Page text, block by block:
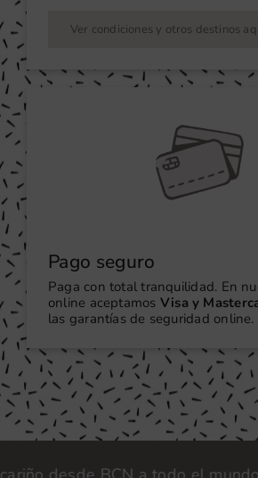
Ver condiciones y otros destinos
Pago seguro
Paga con total tranquilidad. En
online aceptamos Visa y
las garantías de seguridad online.